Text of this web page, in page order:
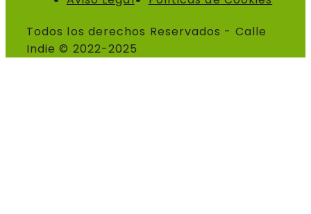
Todos los derechos Reservados - Calle
Indie © 2022-2025